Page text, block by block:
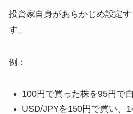
投資家自身があらかじめ設定
す。
例：
100円で買った株を95円で
USD/JPYを150円で買い、